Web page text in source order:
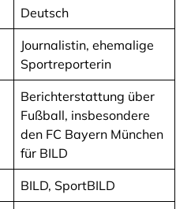
Deutsch
Journalistin, ehemalige
Sportreporterin
Berichterstattung über
Fußball, insbesondere
den FC Bayern München
für BILD
BILD, SportBILD